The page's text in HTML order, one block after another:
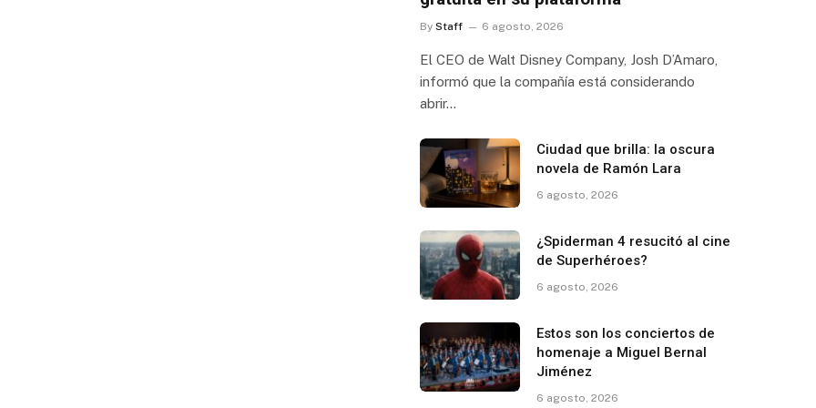
By Staff 6 agosto, 2026
El CEO de Walt Disney Company, Josh D’Amaro,
informó que la compañía está considerando
abrir…
Ciudad que brilla: la oscura
novela de Ramón Lara
6 agosto, 2026
¿Spiderman 4 resucitó al cine
de Superhéroes?
6 agosto, 2026
Estos son los conciertos de
homenaje a Miguel Bernal
Jiménez
6 agosto, 2026